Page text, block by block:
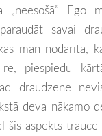
„neesošā” Ego
savai
man nodarīta,
piespiedu
draudzene
deva nākamo
šis aspekts